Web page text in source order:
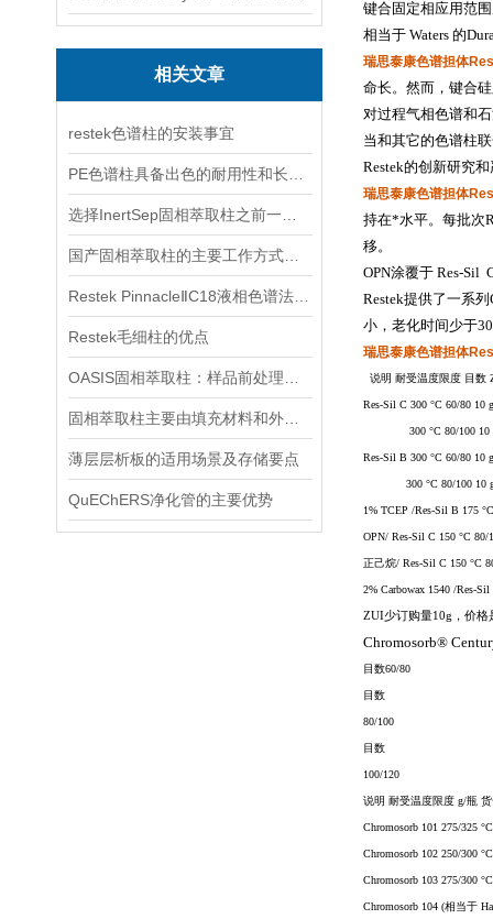
相关文章
restek色谱柱的安装事宜
Restek毛细柱的优点
薄层层析板的适用场景及存储要点
QuEChERS净化管的主要优势
键合固定相应用范
相当于 Waters 的
瑞思泰康色谱担体
命长。然而，键合
对过程气相色谱和
当和其它的色谱柱
Restek的创新研究
瑞思泰康色谱担体
持在*水平。每批次
移。
OPN涂覆于 Res-Sil
Restek提供了一系列
小，老化时间少于30
瑞思泰康色谱担体
说明 耐受温度限度 目数
Res-Sil C 300 °C 60/80 10
300 °C 80/100 10 g
Res-Sil B 300 °C 60/80 10
300 °C 80/100 10 g
1% TCEP /Res-Sil B 175
OPN/ Res-Sil C 150 °C 80/
正己烷/ Res-Sil C 150 °C
2% Carbowax 1540 /Res-Sil
ZUI少订购量10g，价格
Chromosorb®
目数60/80
目数
80/100
目数
100/120
说明 耐受温度限度 g/瓶
Chromosorb 101 275/325
Chromosorb 102 250/300
Chromosorb 103 275/300
Chromosorb 104 (相当于